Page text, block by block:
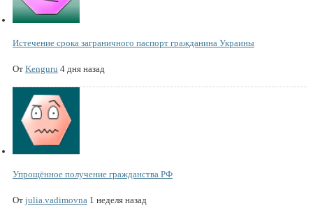
Истечение срока заграничного паспорт гражданина Украины
От Kenguru 4 дня назад
Упрощённое получение гражданства РФ
От julia.vadimovna 1 неделя назад